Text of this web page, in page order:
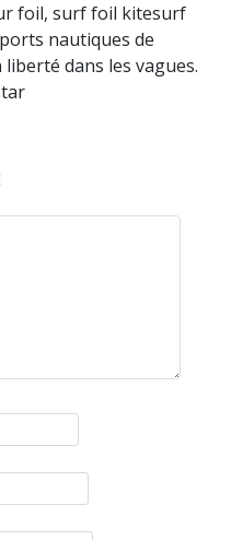
foil, surf foil kitesurf
nautiques de
dans les vagues.